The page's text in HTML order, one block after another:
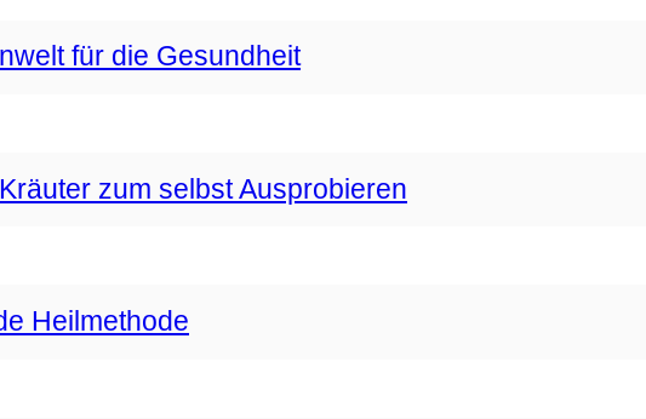
für die Gesundheit
zum selbst Ausprobieren
Heilmethode